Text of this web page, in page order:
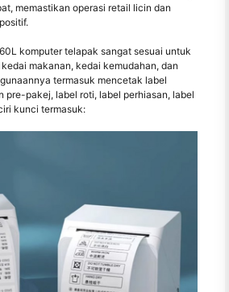
memastikan operasi retail licin dan
komputer telapak sangat sesuai untuk
makanan, kedai kemudahan, dan
termasuk mencetak label
pre-pakej, label roti, label perhiasan, label
kunci termasuk: